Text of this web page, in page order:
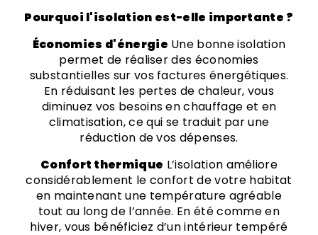
Pourquoi l'isolation est-elle importante ?
Économies d'énergie Une bonne isolation
permet de réaliser des économies
substantielles sur vos factures énergétiques.
En réduisant les pertes de chaleur, vous
diminuez vos besoins en chauffage et en
climatisation, ce qui se traduit par une
réduction de vos dépenses.
Confort thermique L’isolation améliore
considérablement le confort de votre habitat
en maintenant une température agréable
tout au long de l’année. En été comme en
hiver, vous bénéficiez d’un intérieur tempéré